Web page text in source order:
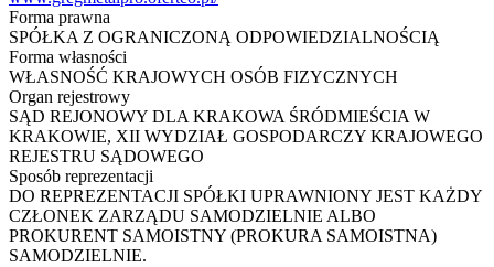
Forma prawna
SPÓŁKA Z OGRANICZONĄ ODPOWIEDZIALNOŚCIĄ
Forma własności
WŁASNOŚĆ KRAJOWYCH OSÓB FIZYCZNYCH
Organ rejestrowy
SĄD REJONOWY DLA KRAKOWA ŚRÓDMIEŚCIA W
KRAKOWIE, XII WYDZIAŁ GOSPODARCZY KRAJOWEGO
REJESTRU SĄDOWEGO
Sposób reprezentacji
DO REPREZENTACJI SPÓŁKI UPRAWNIONY JEST KAŻDY
CZŁONEK ZARZĄDU SAMODZIELNIE ALBO
PROKURENT SAMOISTNY (PROKURA SAMOISTNA)
SAMODZIELNIE.